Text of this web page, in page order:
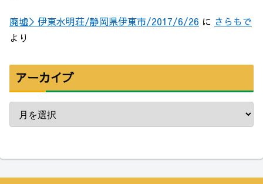
廃墟＞伊東水明荘/静岡県伊東市/2017/6/26 に さらもで
より
アーカイブ